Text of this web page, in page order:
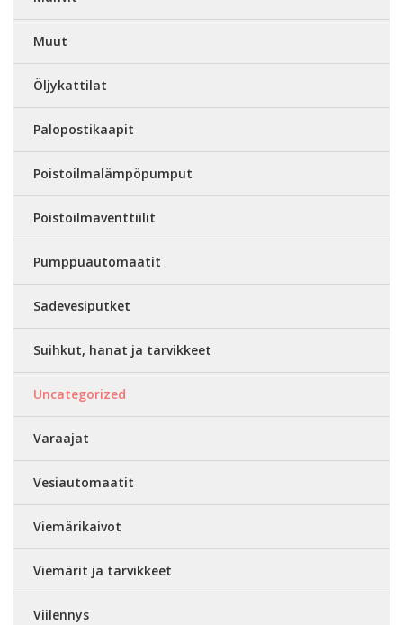
Muut
Öljykattilat
Palopostikaapit
Poistoilmalämpöpumput
Poistoilmaventtiilit
Pumppuautomaatit
Sadevesiputket
Suihkut, hanat ja tarvikkeet
Uncategorized
Varaajat
Vesiautomaatit
Viemärikaivot
Viemärit ja tarvikkeet
Viilennys